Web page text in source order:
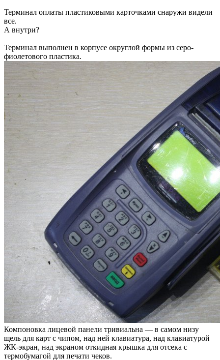
Терминал оплаты пластиковыми карточками снаружи видели
все.
А внутри?
Терминал выполнен в корпусе округлой формы из серо-
фиолетового пластика.
Компоновка лицевой панели тривиальна — в самом низу
щель для карт с чипом, над ней клавиатура, над клавиатурой
ЖК-экран, над экраном откидная крышка для отсека с
термобумагой для печати чеков.